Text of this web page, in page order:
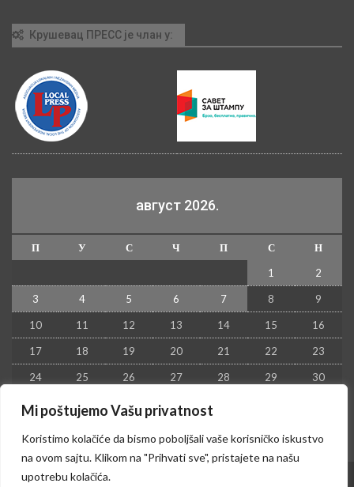
Mi poštujemo Vašu privatnost
Koristimo kolačiće da bismo poboljšali vaše korisničko iskustvo
na ovom sajtu. Klikom na "Prihvati sve", pristajete na našu
upotrebu kolačića.
Крушевац ПРЕСС је члан у:
август 2026.
П У С Ч П С
Н
1
2
3 4 5 6 7 8 9
10 11 12 13 14 15 16
17 18 19 20 21 22 23
24 25 26 27 28 29 30
31